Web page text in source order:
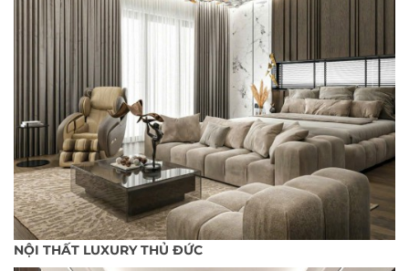
NỘI THẤT LUXURY THỦ ĐỨC